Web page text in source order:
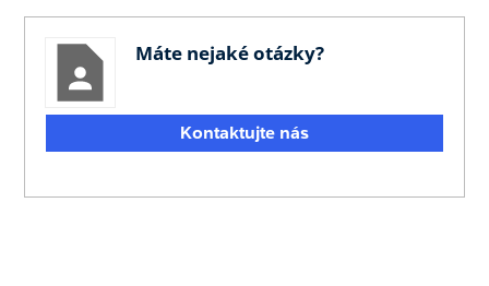
Máte nejaké otázky?
Kontaktujte nás